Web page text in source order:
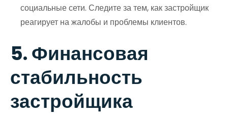
социальные сети. Следите за тем, как застройщик
реагирует на жалобы и проблемы клиентов.
5. Финансовая
стабильность
застройщика